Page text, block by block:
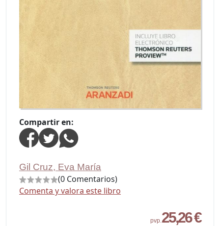
Compartir en:
Gil Cruz, Eva María
(0 Comentarios)
Comenta y valora este libro
pvp.25,26 €